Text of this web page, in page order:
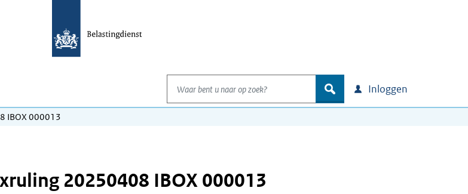
Waar bent u naar op zoek?
zoek Inloggen
IBOX 000013
20250408 IBOX 000013